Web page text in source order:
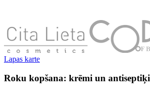
Lapas karte
Roku kopšana: krēmi un antiseptiķi